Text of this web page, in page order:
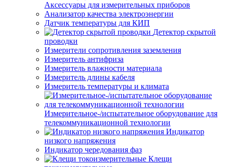
Аксессуары для измерительных приборов
Анализатор качества электроэнергии
Датчик температуры для КИП
Детектор скрытой
проводки
Измерители сопротивления заземления
Измеритель антифриза
Измеритель влажности материала
Измеритель длины кабеля
Измеритель температуры и климата
Измерительное-/испытательное оборудование для
телекоммуникационной технологии
Индикатор
низкого напряжения
Индикатор чередования фаз
Клещи